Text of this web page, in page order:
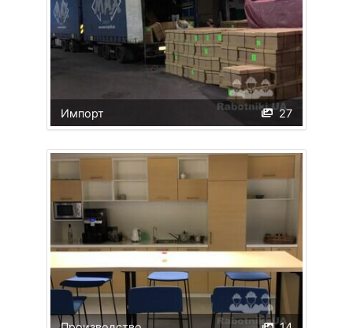
27
Импорт